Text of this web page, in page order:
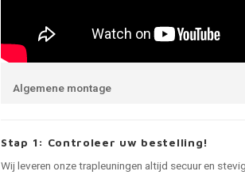
Algemene montage
Stap 1: Controleer uw bestelling!
Wij leveren onze trapleuningen altijd secuur en